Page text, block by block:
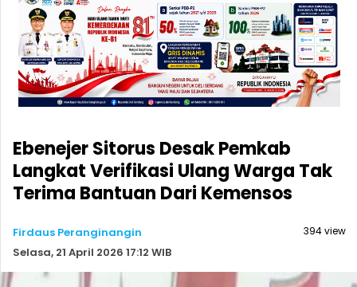
Ebenejer Sitorus Desak Pemkab
Langkat Verifikasi Ulang Warga Tak
Terima Bantuan Dari Kemensos
Firdaus Peranginangin
Selasa, 21 April 2026 17:12 WIB
394 view